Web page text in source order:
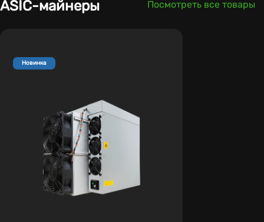
ASIC-майнеры Посмотреть все товары
Новинка